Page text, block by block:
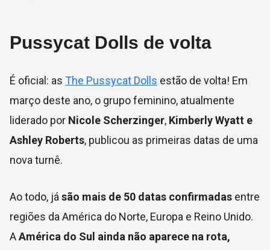
Pussycat Dolls de volta
É oficial: as The Pussycat Dolls estão de volta! Em
março deste ano, o grupo feminino, atualmente
liderado por Nicole Scherzinger, Kimberly Wyatt e
Ashley Roberts, publicou as primeiras datas de uma
nova turnê.
Ao todo, já são mais de 50 datas confirmadas entre
regiões da América do Norte, Europa e Reino Unido.
AAmérica do Sul ainda não aparece na rota,